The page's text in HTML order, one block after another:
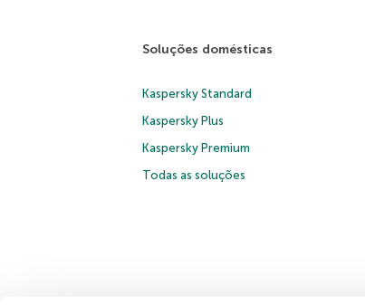
Soluções domésticas
Kaspersky Standard
Kaspersky Plus
Kaspersky Premium
Todas as soluções